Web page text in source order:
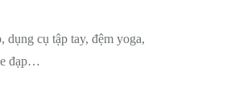
cụ tập tay, đệm yoga,
đạp…